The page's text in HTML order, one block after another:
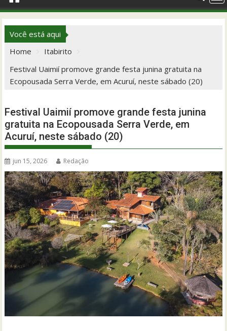
Você está aqui
Home
Itabirito
Festival Uaimií promove grande festa junina gratuita na
Ecopousada Serra Verde, em Acuruí, neste sábado (20)
Festival Uaimií promove grande festa junina
gratuita na Ecopousada Serra Verde, em
Acuruí, neste sábado (20)
jun 15, 2026 Redação